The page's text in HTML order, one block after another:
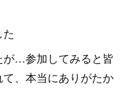
が…参加してみると皆
、本当にありがたか